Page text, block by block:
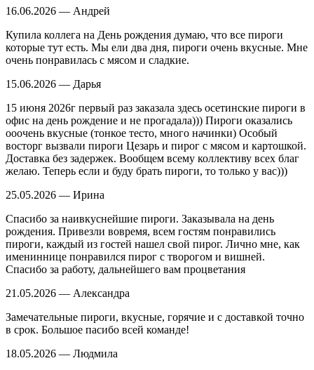
16.06.2026 — Андрей
Купила коллега на День рождения думаю, что все пироги
которые тут есть. Мы ели два дня, пироги очень вкусные. Мне
очень понравилась с мясом и сладкие.
15.06.2026 — Дарья
15 июня 2026г первый раз заказала здесь осетинские пироги в
офис на день рождение и не прогадала))) Пироги оказались
ооочень вкусные (тонкое тесто, много начинки) Особый
восторг вызвали пироги Цезарь и пирог с мясом и картошкой.
Доставка без задержек. Вообщем всему коллективу всех благ
желаю. Теперь если и буду брать пироги, то только у вас)))
25.05.2026 — Ирина
Спасибо за наивкуснейшие пироги. Заказывала на день
рождения. Привезли вовремя, всем гостям понравились
пироги, каждый из гостей нашел свой пирог. Лично мне, как
имениннице понравился пирог с творогом и вишней.
Спасибо за работу, дальнейшего вам процветания
21.05.2026 — Александра
Замечательные пироги, вкусные, горячие и с доставкой точно
в срок. Большое пасибо всей команде!
18.05.2026 — Людмила